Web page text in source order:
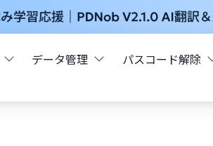
データ管理 パスコード解除